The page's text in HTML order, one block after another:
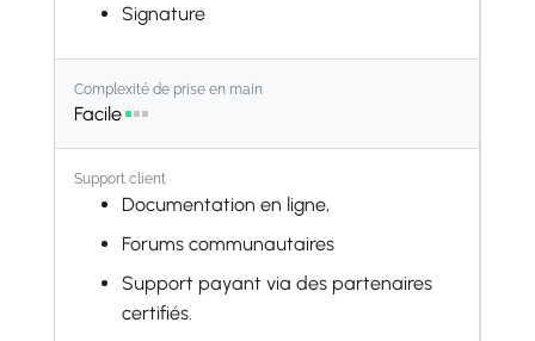
Signature
CRM
Ventes
PdV Restaurant
Abonnements
Location
Site Web
eCommerce
Complexité de prise en main
Facile
Support client
Documentation en ligne,
Forums communautaires
Support payant via des partenaires
certifiés.